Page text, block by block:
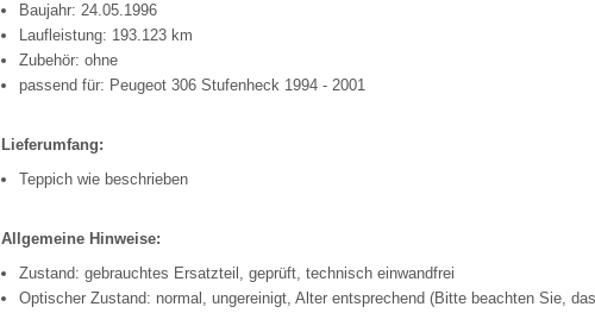
Baujahr: 24.05.1996
Laufleistung: 193.123 km
Zubehör: ohne
passend für: Peugeot 306 Stufenheck 1994 - 2001
Lieferumfang:
Teppich wie beschrieben
Allgemeine Hinweise:
Zustand: gebrauchtes Ersatzteil, geprüft, technisch einwandfrei
Optischer Zustand: normal, ungereinigt, Alter entsprechend (Bitte beachten Sie,